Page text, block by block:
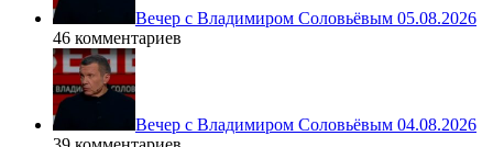
Вечер с Владимиром Соловьёвым 05.08.2026
46 комментариев
Вечер с Владимиром Соловьёвым 04.08.2026